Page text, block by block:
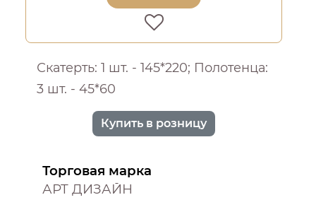
Скатерть: 1 шт. - 145*220; Полотенца:
3 шт. - 45*60
Купить в розницу
Торговая марка
АРТ ДИЗАЙН